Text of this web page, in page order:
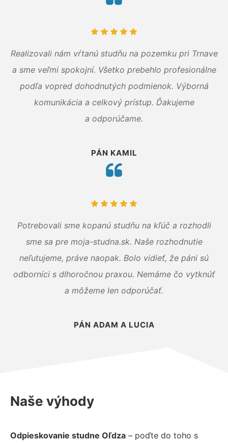
Realizovali nám vŕtanú studňu na pozemku pri Trnave
a sme veľmi spokojní. Všetko prebehlo profesionálne
podľa vopred dohodnutých podmienok. Výborná
komunikácia a celkový prístup. Ďakujeme
a odporúčame.
PÁN KAMIL
Potrebovali sme kopanú studňu na kľúč a rozhodli
sme sa pre moja-studna.sk. Naše rozhodnutie
neľutujeme, práve naopak. Bolo vidieť, že páni sú
odborníci s dlhoročnou praxou. Nemáme čo vytknúť
a môžeme len odporúčať.
PÁN ADAM A LUCIA
Naše výhody
Odpieskovanie studne Oľdza – poďte do toho s